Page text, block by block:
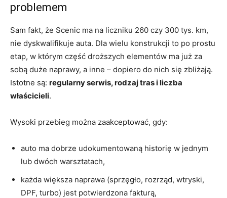
problemem
Sam fakt, że Scenic ma na liczniku 260 czy 300 tys. km,
nie dyskwalifikuje auta. Dla wielu konstrukcji to po prostu
etap, w którym część droższych elementów ma już za
sobą duże naprawy, a inne – dopiero do nich się zbliżają.
Istotne są: regularny serwis, rodzaj tras i liczba
właścicieli.
Wysoki przebieg można zaakceptować, gdy:
auto ma dobrze udokumentowaną historię w jednym
lub dwóch warsztatach,
każda większa naprawa (sprzęgło, rozrząd, wtryski,
DPF, turbo) jest potwierdzona fakturą,